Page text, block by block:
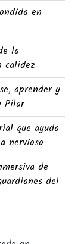
en
la
calidez
aprender y
Pilar
que ayuda
nervioso
de
del